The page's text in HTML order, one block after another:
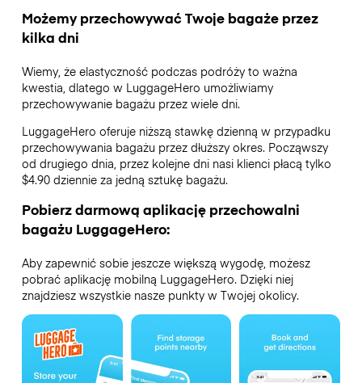
Możemy przechowywać Twoje bagaże przez
kilka dni
Wiemy, że elastyczność podczas podróży to ważna
kwestia, dlatego w LuggageHero umożliwiamy
przechowywanie bagażu przez wiele dni.
LuggageHero oferuje niższą stawkę dzienną w przypadku
przechowywania bagażu przez dłuższy okres. Począwszy
od drugiego dnia, przez kolejne dni nasi klienci płacą tylko
$4.90 dziennie za jedną sztukę bagażu.
Pobierz darmową aplikację przechowalni
bagażu LuggageHero:
Aby zapewnić sobie jeszcze większą wygodę, możesz
pobrać aplikację mobilną LuggageHero. Dzięki niej
znajdziesz wszystkie nasze punkty w Twojej okolicy.